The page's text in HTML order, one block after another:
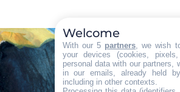
Welcome
With our 5 partners, we wish
your devices (cookies,
personal data with our partners,
in our emails, already held
including in other contexts.